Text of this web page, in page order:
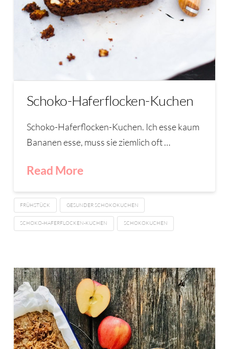
Schoko-Haferflocken-Kuchen
Schoko-Haferflocken-Kuchen. Ich esse kaum
Bananen esse, muss sie ziemlich oft …
Read More
FRÜHSTÜCK GESUNDER SCHOKOKUCHEN
SCHOKO-HAFERFLOCKEN-KUCHEN SCHOKOKUCHEN